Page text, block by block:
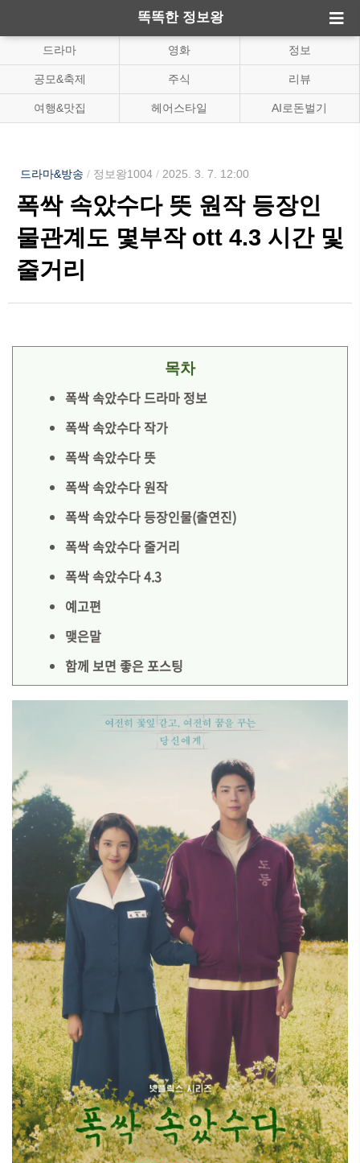
똑똑한 정보왕
드라마 영화 정보
공모&축제 주식 리뷰
여행&맛집 헤어스타일 AI로돈벌기
드라마&방송 / 정보왕1004 / 2025. 3. 7. 12:00
폭싹 속았수다 뜻 원작 등장인
물관계도 몇부작 ott 4.3 시간 및
줄거리
목차
폭싹 속았수다 드라마 정보
폭싹 속았수다 작가
폭싹 속았수다 뜻
폭싹 속았수다 원작
폭싹 속았수다 등장인물(출연진)
폭싹 속았수다 줄거리
폭싹 속았수다 4.3
예고편
맺은말
함께 보면 좋은 포스팅